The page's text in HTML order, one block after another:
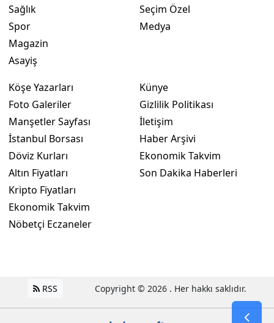
Bayburt
Karaman
Sağlık
Spor
Magazin
Asayiş
Seçim Özel
Medya
Köşe Yazarları
Foto Galeriler
Manşetler Sayfası
İstanbul Borsası
Döviz Kurları
Altın Fiyatları
Kripto Fiyatları
Ekonomik Takvim
Nöbetçi Eczaneler
Künye
Gizlilik Politikası
İletişim
Haber Arşivi
Ekonomik Takvim
Son Dakika Haberleri
RSS Copyright © 2026 . Her hakkı saklıdır.